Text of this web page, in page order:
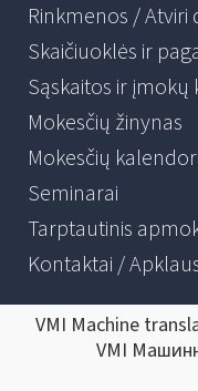
Rinkmenos /
Skaičiuoklės ir
Sąskaitos ir įmokų
Mokesčių žinynas
Mokesčių
Seminarai
Tarptautinis
Kontaktai /
VMI Machine
VMI